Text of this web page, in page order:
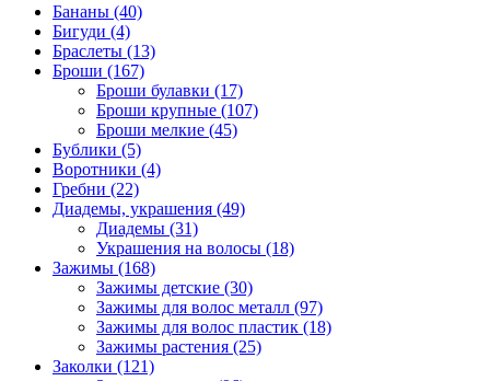
Бананы (40)
Бигуди (4)
Браслеты (13)
Броши (167)
Броши булавки (17)
Броши крупные (107)
Броши мелкие (45)
Бублики (5)
Воротники (4)
Гребни (22)
Диадемы, украшения (49)
Диадемы (31)
Украшения на волосы (18)
Зажимы (168)
Зажимы детские (30)
Зажимы для волос металл (97)
Зажимы для волос пластик (18)
Зажимы растения (25)
Заколки (121)